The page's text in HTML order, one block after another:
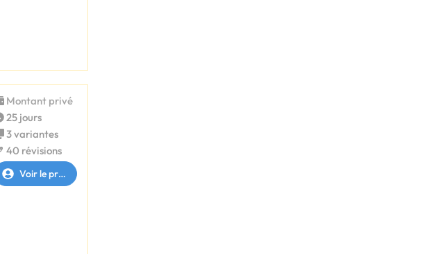
Montant privé
25 jours
3 variantes
40 révisions
Voir le profil